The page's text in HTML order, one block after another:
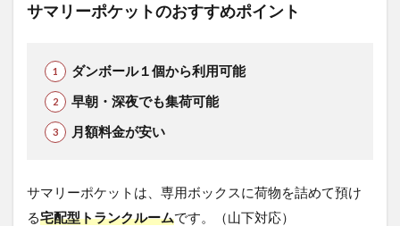
サマリーポケットのおすすめポイント
ダンボール１個から利用可能
早朝・深夜でも集荷可能
月額料金が安い
サマリーポケットは、専用ボックスに荷物を詰めて預け
る宅配型トランクルームです。（山下対応）